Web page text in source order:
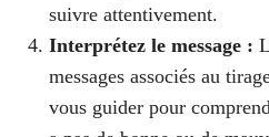
suivre attentivement.
Interprétez le message :
messages associés au
vous guider pour